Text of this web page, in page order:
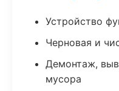
Устройство
Черновая и
Демонтаж,
мусора